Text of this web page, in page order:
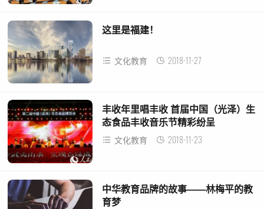
这里是福建！
文化教育 2018-11-27
丰收年里唱丰收 首届中国（光泽）生
态食品丰收音乐节精彩纷呈
文化教育 2018-11-23
中华教育品牌的故事——林梅平的教
育梦